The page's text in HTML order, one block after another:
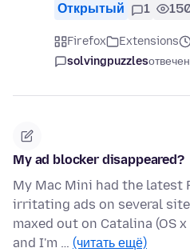
Открытый 1
Firefox Extensions
solvingpuzzles
My ad blocker disappeared?
My Mac Mini had the latest
irritating ads on several
maxed out on Catalina (OS
and I'm … (читать ещё)